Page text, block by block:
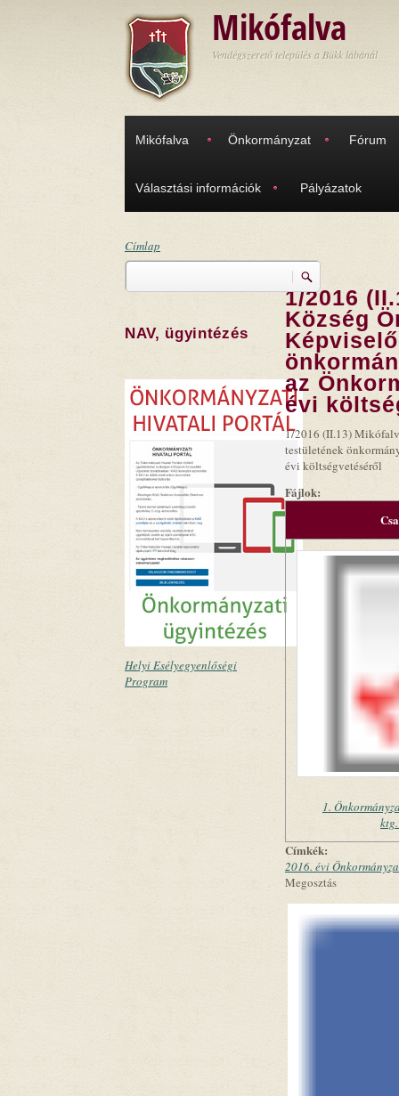
Mikófalva
Vendégszerető település a Bükk lábánál
Mikófalva Önkormányzat Fórum
Választási információk Pályázatok
Címlap
Keresés
NAV, ügyintézés
Helyi Esélyegyenlőségi
Program
1/2016
Község
az
évi
1/2016 (II.13)
testületének
évi költségvetéséről
Fájlok:
1.
Címkék:
2016. évi
Megosztás